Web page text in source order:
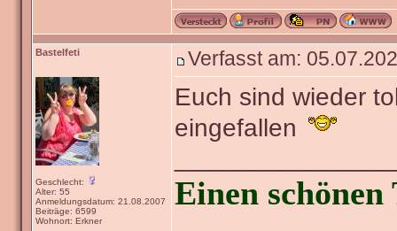
Bastelfeti
Geschlecht:
Alter: 55
Anmeldungsdatum: 21.08.2007
Beiträge: 6599
Wohnort: Erkner
Verfasst am:
Euch sind wieder
eingefallen
Einen